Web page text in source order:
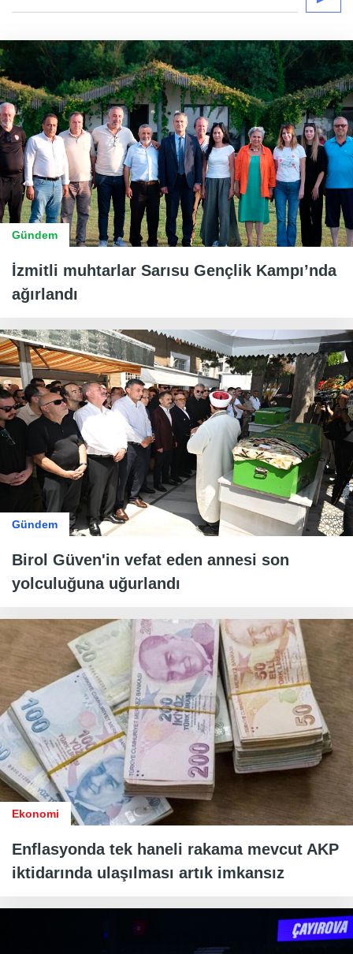
Gündem
İzmitli muhtarlar Sarısu Gençlik Kampı’nda
ağırlandı
Gündem
Birol Güven'in vefat eden annesi son
yolculuğuna uğurlandı
Ekonomi
Enflasyonda tek haneli rakama mevcut AKP
iktidarında ulaşılması artık imkansız